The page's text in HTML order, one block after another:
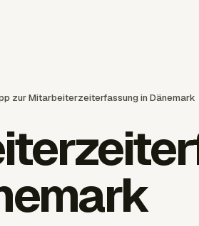
zur Mitarbeiterzeiterfassung in Dänemark